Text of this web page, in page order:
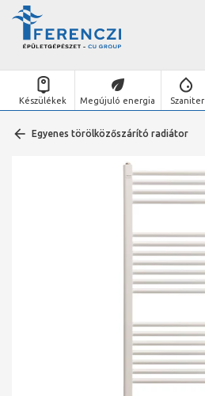
Készülékek Megújuló energia Szaniter
Egyenes törölközőszárító radiátor